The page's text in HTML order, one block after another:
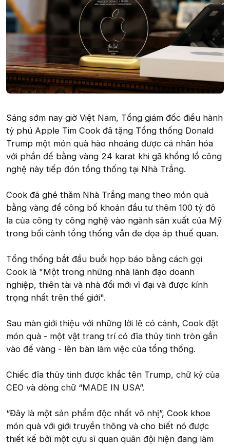
Sáng sớm nay giờ Việt Nam, Tổng giám đốc điều hành
tỷ phú Apple Tim Cook đã tặng Tổng thống Donald
Trump một món quà hào nhoáng được cá nhân hóa
với phần đế bằng vàng 24 karat khi gã khổng lồ công
nghệ này tiếp đón tổng thống tại Nhà Trắng.
Cook đã ghé thăm Nhà Trắng mang theo món quà
bằng vàng để công bố khoản đầu tư thêm 100 tỷ đô
la của công ty công nghệ vào ngành sản xuất của Mỹ
trong bối cảnh tổng thống vẫn đe dọa áp thuế quan.
Tổng thống bắt đầu buổi họp báo bằng cách gọi
Cook là "Một trong những nhà lãnh đạo doanh
nghiệp, thiên tài và nhà đổi mới vĩ đại và được kính
trọng nhất trên thế giới".
Sau màn giới thiệu với những lời lẽ có cánh, Cook đặt
món quà - một vật trang trí có đĩa thủy tinh tròn gắn
vào đế vàng - lên bàn làm việc của tổng thống.
Chiếc đĩa thủy tinh được khắc tên Trump, chữ ký của
CEO và dòng chữ “MADE IN USA”.
“Đây là một sản phẩm độc nhất vô nhị”, Cook khoe
món quà với giới truyền thông và cho biết nó được
thiết kế bởi một cựu sĩ quan quân đội hiện đang làm